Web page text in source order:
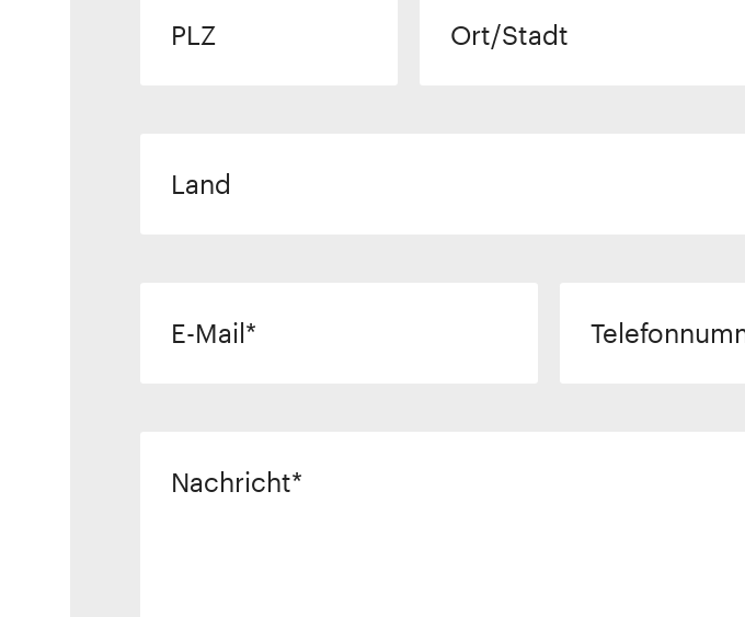
PLZ Ort/Stadt
Land
E-Mail
Nachricht